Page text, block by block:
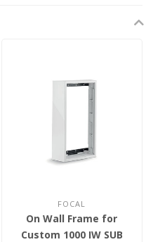
FOCAL
On Wall Frame for
Custom 1000 IW SUB